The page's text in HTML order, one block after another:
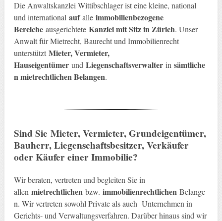
Die Anwaltskanzlei Wittibschlager ist eine kleine, national
und international aufalle immobilienbezogene
BereicheausgerichteteKanzlei mit Sitz in Zürich. Unser
Anwalt für Mietrecht, Baurecht und Immobilienrecht
unterstütztMieter, Vermieter,
Hauseigentümerund Liegenschaftsverwalterinsämtliche
n mietrechtlichen Belangen.
Sind Sie Mieter, Vermieter, Grundeigentümer,
Bauherr, Liegenschaftsbesitzer, Verkäufer
oder Käufer einer Immobilie?
Wir beraten, vertreten und begleiten Sie in
allen mietrechtlichen bzw. immobilienrechtlichen Belange
n. Wir vertreten sowohl Private als auch Unternehmen in
Gerichts- und Verwaltungsverfahren. Darüber hinaus sind wir